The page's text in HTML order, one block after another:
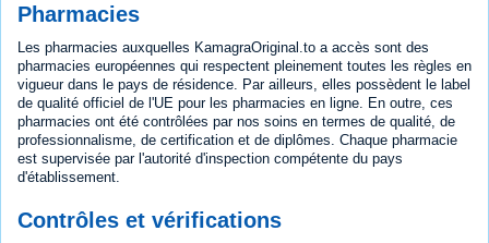
Pharmacies
Les pharmacies auxquelles KamagraOriginal.to a accès sont des
pharmacies européennes qui respectent pleinement toutes les règles en
vigueur dans le pays de résidence. Par ailleurs, elles possèdent le label
de qualité officiel de l'UE pour les pharmacies en ligne. En outre, ces
pharmacies ont été contrôlées par nos soins en termes de qualité, de
professionnalisme, de certification et de diplômes. Chaque pharmacie
est supervisée par l'autorité d'inspection compétente du pays
d'établissement.
Contrôles et vérifications